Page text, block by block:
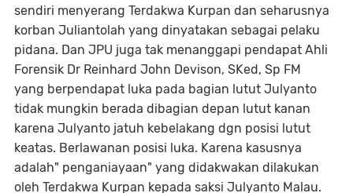
sendiri menyerang Terdakwa Kurpan dan seharusnya
korban Juliantolah yang dinyatakan sebagai pelaku
pidana. Dan JPU juga tak menanggapi pendapat Ahli
Forensik Dr Reinhard John Devison, SKed, Sp FM
yang berpendapat luka pada bagian lutut Julyanto
tidak mungkin berada dibagian depan lutut kanan
karena Julyanto jatuh kebelakang dgn posisi lutut
keatas. Berlawanan posisi luka. Karena kasusnya
adalah" penganiayaan" yang didakwakan dilakukan
oleh Terdakwa Kurpan kepada saksi Julyanto Malau.